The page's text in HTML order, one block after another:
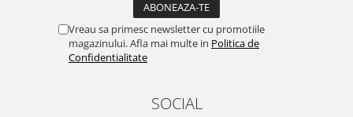
Vreau sa primesc newsletter cu promotiile
magazinului. Afla mai multe in Politica de
Confidentialitate
SOCIAL